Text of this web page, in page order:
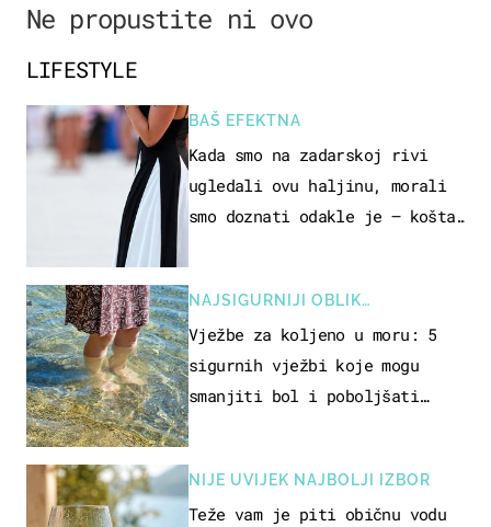
Ne propustite ni ovo
LIFESTYLE
BAŠ EFEKTNA
Kada smo na zadarskoj rivi
ugledali ovu haljinu, morali
smo doznati odakle je – košta
NAJSIGURNIJI OBLIK
REKREACIJE
Vježbe za koljeno u moru: 5
sigurnih vježbi koje mogu
smanjiti bol i poboljšati
NIJE UVIJEK NAJBOLJI IZBOR
Teže vam je piti običnu vodu